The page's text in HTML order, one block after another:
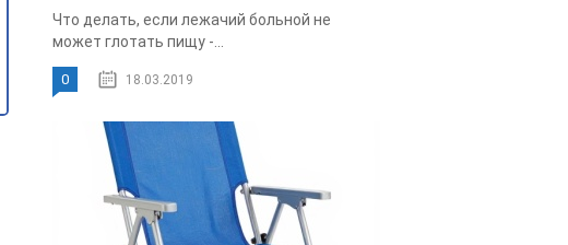
Что делать, если лежачий больной не
может глотать пищу -...
0 18.03.2019